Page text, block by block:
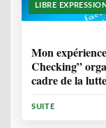
LIBRE EXPRESSION
Mon
Checking”
cadre de la
SUITE